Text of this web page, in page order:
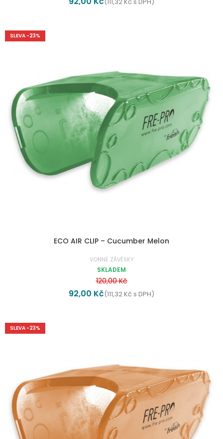
SLEVA -23%
ECO AIR CLIP – Cucumber Melon
VONNÉ ZÁVĚSKY
SKLADEM
120,00Kč
92,00 Kč(111,32Kč s DPH)
SLEVA -23%